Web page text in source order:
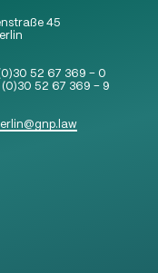
45
52 67 369 – 0
(0)30 52 67 369 – 9
@gnp.law